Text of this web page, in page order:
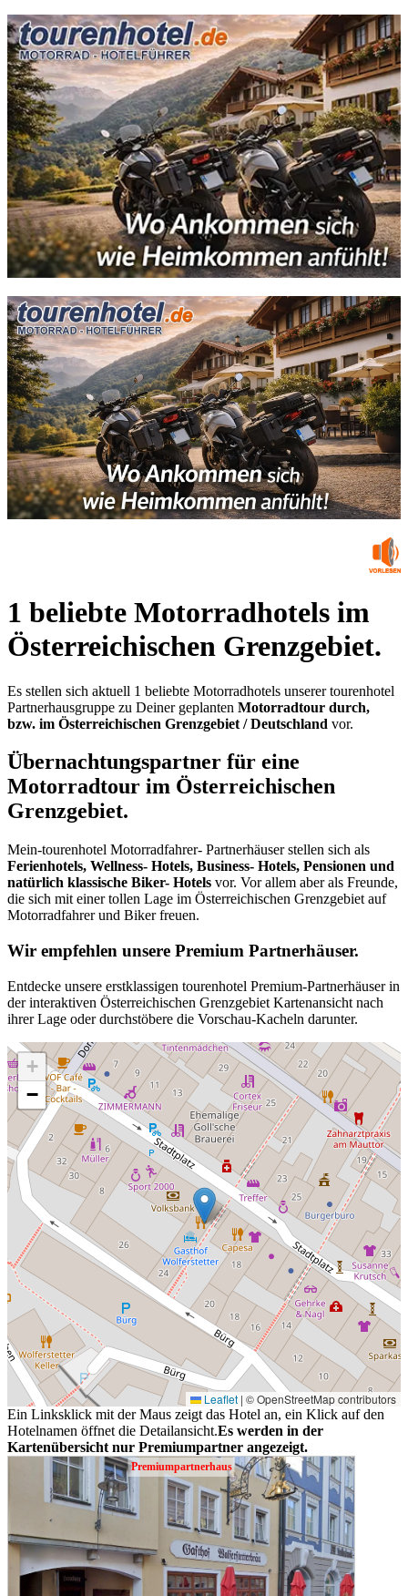
1 beliebte Motorradhotels im
Österreichischen Grenzgebiet.
Es stellen sich aktuell 1 beliebte Motorradhotels unserer tourenhotel
Partnerhausgruppe zu Deiner geplanten Motorradtour durch,
bzw. im Österreichischen Grenzgebiet / Deutschland vor.
Übernachtungspartner für eine
Motorradtour im Österreichischen
Grenzgebiet.
Mein-tourenhotel Motorradfahrer- Partnerhäuser stellen sich als
Ferienhotels, Wellness- Hotels, Business- Hotels, Pensionen und
natürlich klassische Biker- Hotels vor. Vor allem aber als Freunde,
die sich mit einer tollen Lage im Österreichischen Grenzgebiet auf
Motorradfahrer und Biker freuen.
Wir empfehlen unsere Premium Partnerhäuser.
Entdecke unsere erstklassigen tourenhotel Premium-Partnerhäuser in
der interaktiven Österreichischen Grenzgebiet Kartenansicht nach
ihrer Lage oder durchstöbere die Vorschau-Kacheln darunter.
+
−
Leaflet | © OpenStreetMap contributors
Ein Linksklick mit der Maus zeigt das Hotel an, ein Klick auf den
Hotelnamen öffnet die Detailansicht.Es werden in der
Kartenübersicht nur Premiumpartner angezeigt.
Premiumpartnerhaus